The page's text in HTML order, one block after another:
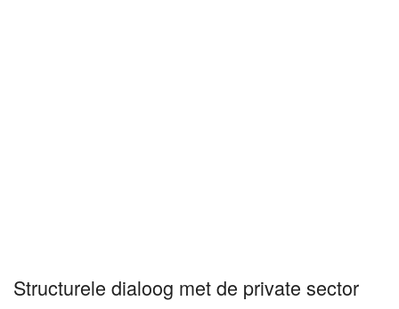
Structurele dialoog met de private sector